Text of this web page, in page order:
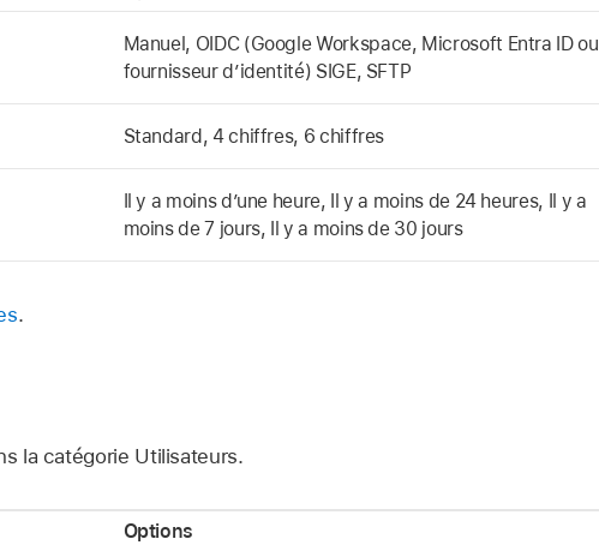
Manuel, OIDC (Google Workspace, Microsoft Entra ID ou
fournisseur d’identité) SIGE, SFTP
Standard, 4 chiffres, 6 chiffres
Il y a moins d’une heure, Il y a moins de 24 heures, Il y a
moins de 7 jours, Il y a moins de 30 jours
.
la catégorie Utilisateurs.
Options